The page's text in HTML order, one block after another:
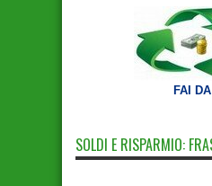
FAI
SOLDI E RISPARMIO: